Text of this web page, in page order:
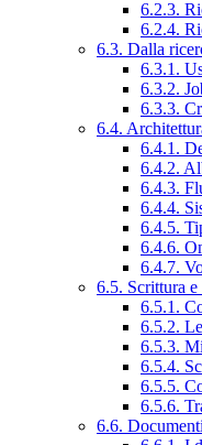
6.2.3.
6.2.4.
6.3. Dalla
6.3.1.
6.3.2.
6.3.3.
6.4.
6.4.1.
6.4.2.
6.4.3.
6.4.4.
6.4.5.
6.4.6.
6.4.7.
6.5. Scrittura
6.5.1.
6.5.2.
6.5.3.
6.5.4.
6.5.5.
6.5.6.
6.6. Documenti